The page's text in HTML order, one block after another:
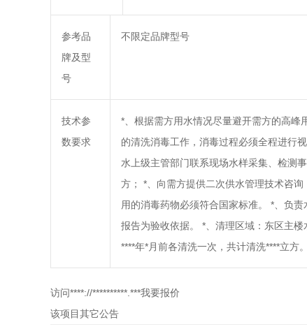
参考品
牌及型
号
不限定品牌型号
技术参
数要求
*、根据需方用水情况尽量避开需方的高峰
的清洗消毒工作，消毒过程必须全程进行
水上级主管部门联系现场水样采集、检测
方； *、向需方提供二次供水管理技术咨
用的消毒药物必须符合国家标准。 *、负
报告为验收依据。 *、清理区域：东区主
****年*月前各清洗一次，共计清洗****立方。
访问****://**********.***我要报价
该项目其它公告